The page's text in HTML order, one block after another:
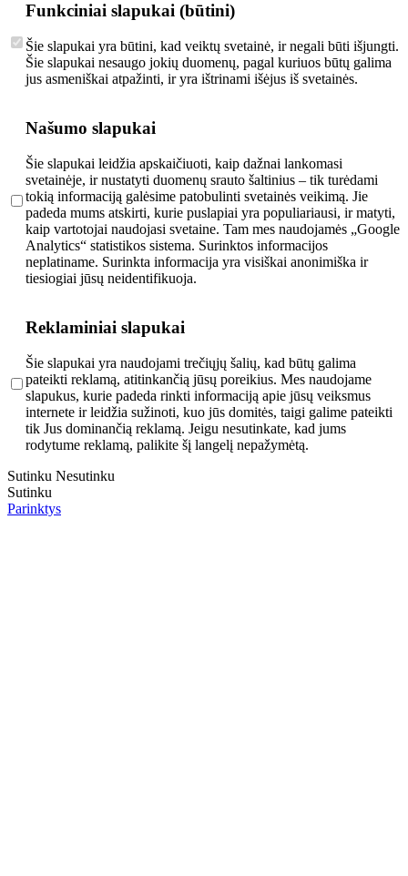
Funkciniai slapukai (būtini)
Šie slapukai yra būtini, kad veiktų svetainė, ir negali būti išjungti.
Šie slapukai nesaugo jokių duomenų, pagal kuriuos būtų galima
jus asmeniškai atpažinti, ir yra ištrinami išėjus iš svetainės.
Našumo slapukai
Šie slapukai leidžia apskaičiuoti, kaip dažnai lankomasi
svetainėje, ir nustatyti duomenų srauto šaltinius – tik turėdami
tokią informaciją galėsime patobulinti svetainės veikimą. Jie
padeda mums atskirti, kurie puslapiai yra populiariausi, ir matyti,
kaip vartotojai naudojasi svetaine. Tam mes naudojamės „Google
Analytics“ statistikos sistema. Surinktos informacijos
neplatiname. Surinkta informacija yra visiškai anonimiška ir
tiesiogiai jūsų neidentifikuoja.
Reklaminiai slapukai
Šie slapukai yra naudojami trečiųjų šalių, kad būtų galima
pateikti reklamą, atitinkančią jūsų poreikius. Mes naudojame
slapukus, kurie padeda rinkti informaciją apie jūsų veiksmus
internete ir leidžia sužinoti, kuo jūs domitės, taigi galime pateikti
tik Jus dominančią reklamą. Jeigu nesutinkate, kad jums
rodytume reklamą, palikite šį langelį nepažymėtą.
Sutinku Nesutinku
Sutinku
Parinktys